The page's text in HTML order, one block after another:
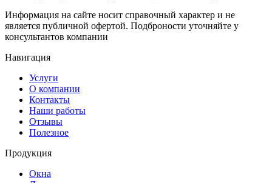
Информация на сайте носит справочный характер и не
является публичной офертой. Подброности уточняйте у
консультантов компании
Навигация
Услуги
О компании
Контакты
Наши работы
Отзывы
Полезное
Продукция
Окна